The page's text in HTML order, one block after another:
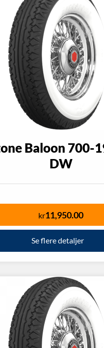
Baloon 700-
DW
kr11,950.00
Se flere detaljer